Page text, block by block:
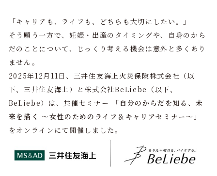
「キャリアも、ライフも、どちらも大切にしたい。」
そう願う一方で、妊娠・出産のタイミングや、自身のから
だのことについて、じっくり考える機会は意外と多くあり
ません。
2025年12月11日、三井住友海上火災保険株式会社（以
下、三井住友海上）と株式会社BeLiebe（以下、
BeLiebe）は、共催セミナー
「自分のからだを知る、未
来を描く 〜女性のためのライフ＆キャリアセミナー〜」
をオンラインにて開催しました。